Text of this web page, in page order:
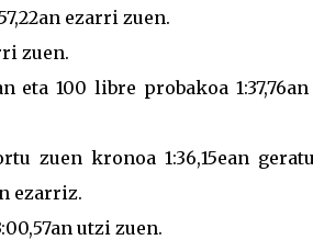
ezarri zuen.
zuen.
eta 100 libre probakoa
zuen kronoa 1:36,15ean
ezarriz.
utzi zuen.